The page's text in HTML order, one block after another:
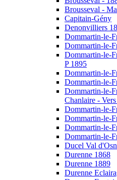
Brousseval -
Capitain-Gény
Denonvilliers
Dommartin-le-
Dommartin-le-
Dommartin-le-
P 1895
Dommartin-le-
Dommartin-le-
Dommartin-le-
Chanlaire -
Dommartin-le-
Dommartin-le-
Dommartin-le-
Dommartin-le-
Ducel Val
Durenne 1868
Durenne 1889
Durenne